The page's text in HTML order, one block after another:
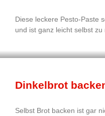
Diese leckere Pesto-Paste
und ist ganz leicht selbst zu
Dinkelbrot
Selbst Brot backen ist gar